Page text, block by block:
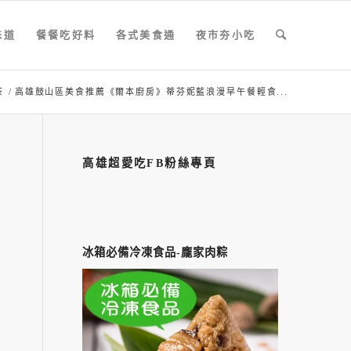
道 餐餐吃好料 各式美食通 夜市夯小吃
/ 高雄鼓山區美食推薦《爾本廚房》蒂芬妮藍浪漫早午餐輕食...
高雄超愛吃FB粉絲專頁
冰箱必備冷凍食品-龐家肉粽